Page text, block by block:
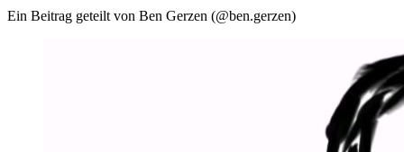
Ein Beitrag geteilt von Ben Gerzen (@ben.gerzen)